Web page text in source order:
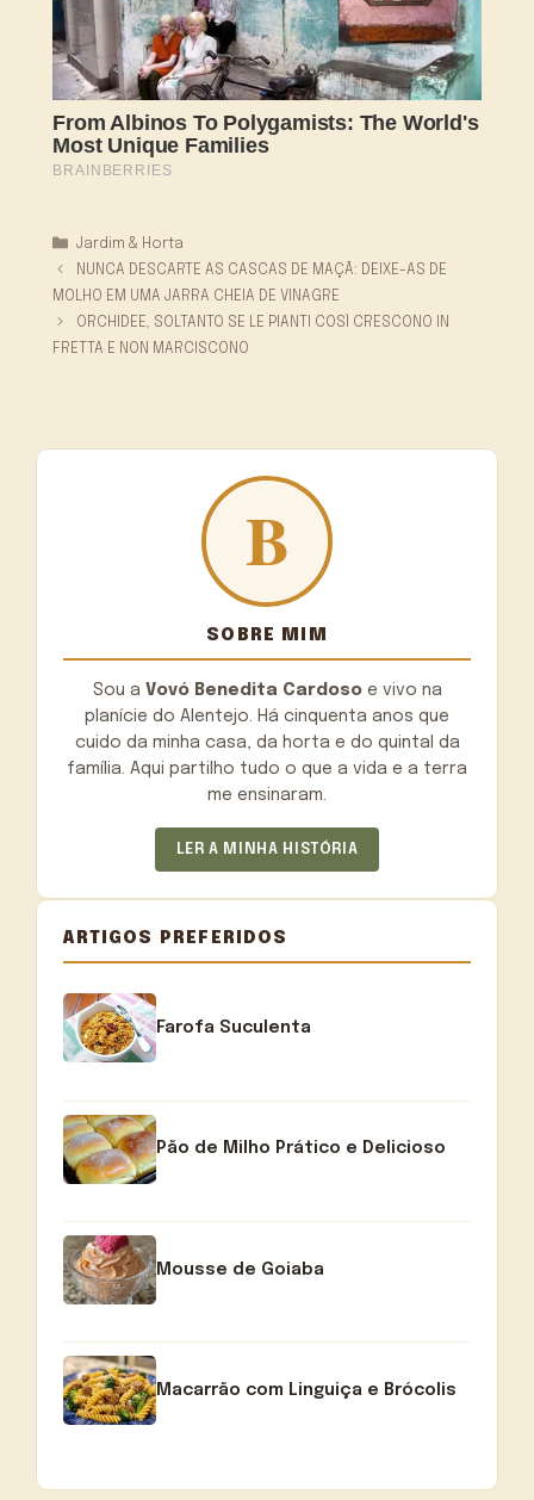
Categorias
Jardim & Horta
NUNCA DESCARTE AS CASCAS DE MAÇÃ: DEIXE-AS DE
MOLHO EM UMA JARRA CHEIA DE VINAGRE
ORCHIDEE, SOLTANTO SE LE PIANTI COSÌ CRESCONO IN
FRETTA E NON MARCISCONO
SOBRE MIM
Sou a Vovó Benedita Cardosoe vivo na
planície do Alentejo. Há cinquenta anos que
cuido da minha casa, da horta e do quintal da
família. Aqui partilho tudo o que a vida e a terra
me ensinaram.
LER A MINHA HISTÓRIA
ARTIGOS PREFERIDOS
Farofa Suculenta
Pão de Milho Prático e Delicioso
Mousse de Goiaba
Macarrão com Linguiça e Brócolis